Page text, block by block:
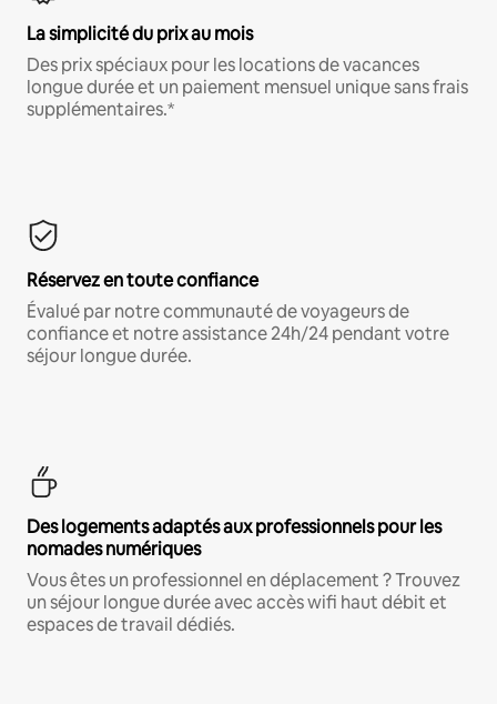
La simplicité du prix au mois
Des prix spéciaux pour les locations de vacances
longue durée et un paiement mensuel unique sans frais
supplémentaires.*
Réservez en toute confiance
Évalué par notre communauté de voyageurs de
confiance et notre assistance 24h/24 pendant votre
séjour longue durée.
Des logements adaptés aux professionnels pour les
nomades numériques
Vous êtes un professionnel en déplacement ? Trouvez
un séjour longue durée avec accès wifi haut débit et
espaces de travail dédiés.